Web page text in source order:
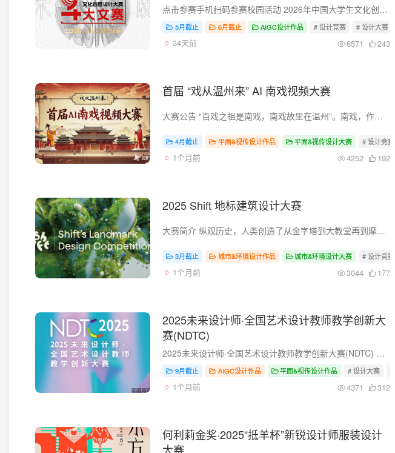
点击参赛手机扫码参赛校园活动 2026年中国大学生文化创意设计大赛——两岸高校艺术设计展，面向中国大陆、港澳台、国际赛区进行赛事征稿。 旨在通过赛事活动提高各地大学之间的艺术和设计互动，...
5月截止 6月截止 AIGC设计作品 # 设计竞赛 # 设计大赛
34天前 6571 243
首届 “戏从温州来” AI 南戏视频大赛
大赛公告 “百戏之祖是南戏，南戏故里在温州”。南戏，作为我国戏曲艺术发展史上的重要里程碑，以其深厚的文化底蕴与精彩的艺术呈现，具有极高的历史价值和独特的艺术魅力。为推动南戏的创造性...
4月截止 平面&视传设计作品 平面&视传设计大赛 # 设计竞赛
1个月前 4252 192
2025 Shift 地标建筑设计大赛
大赛简介 纵观历史，人类创造了从金字塔到大教堂再到摩天大楼等地标建筑，以团结社区、展示进步和激发灵感。现在，由荷兰企业家 Don Ritzen 创立的新社会企业 Shift 旨在建造一座专门用于促进气...
3月截止 城市&环境设计作品 城市&环境设计大赛 # 设计竞赛
1个月前 3044 177
2025未来设计师·全国艺术设计教师教学创新大
赛(NDTC)
2025未来设计师·全国艺术设计教师教学创新大赛(NDTC) 报名截止：2025年9月10日 平台支持：全国青年大学生竞赛网 未来设计师·全国艺术设计教师教学创新大赛(NDTC)入选教育部中国高等教育学会教...
9月截止 AIGC设计作品 平面&视传设计作品 # 设计大赛
1个月前 4371 312
何利莉金奖·2025“抵羊杯”新锐设计师服装设计
大赛